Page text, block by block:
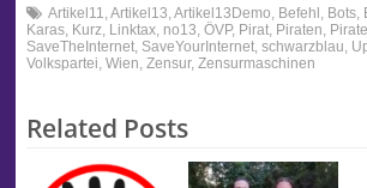
Artikel11,Artikel13,Artikel13Demo, Befehl , Bots,
Karas, Kurz, Linktax, no13, ÖVP, Pirat, Piraten,
SaveTheInternet, SaveYourInternet, schwarzblau,
Volkspartei, Wien, Zensur, Zensurmaschinen
Related Posts